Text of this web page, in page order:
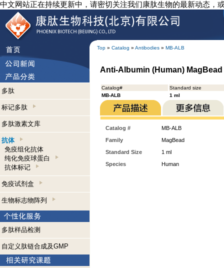
中文网站正在持续更新中，请密切关注我们康肽生物的最新动态，
Top » Catalog » Antibodies » MB-ALB
多肽
标记多肽
多肽激素文库
抗体
免疫组化抗体
纯化免疫球蛋白
抗体标记
免疫试剂盒
生物标志物阵列
多肽样品检测
自定义肽链合成及GMP
Anti-Albumin (Human) MagBead
Catalog#
Standard size
MB-ALB
1 ml
Catalog #
MB-ALB
Family
MagBead
Standard Size
1 ml
Species
Human